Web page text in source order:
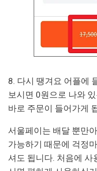
8. 다시 땡겨요 어플에
보시면 0원으로 나와
바로 주문이 들어가게
서울페이는 배달 뿐만
가능하기 때문에 걱정
셔도 됩니다. 처음에 사